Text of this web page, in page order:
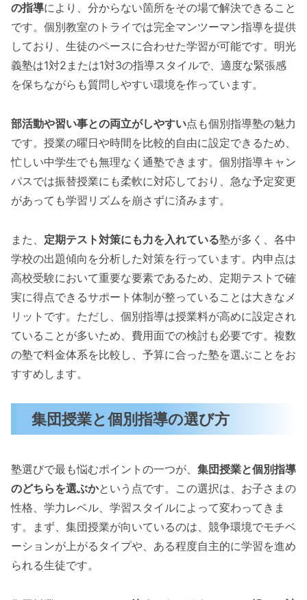
の指導により、分からない箇所をその場で解決できること
です。個別教室のトライでは完全マンツーマン指導を提供
しており、生徒のペースに合わせた学習が可能です。明光
義塾は1対2または1対3の指導スタイルで、適度な緊張感
を保ちながらも質問しやすい環境を作っています。
部活動や習い事との両立がしやすい点も個別指導塾の魅力
です。授業の曜日や時間を比較的自由に設定できるため、
忙しい中学生でも無理なく通塾できます。個別指導キャン
パスでは振替授業にも柔軟に対応しており、急な予定変更
があっても学習リズムを崩さずに済みます。
また、 定期テスト対策にも力を入れている塾が多く、各中
学校の出題傾向を分析した対策を行っています。内申点は
高校受験において重要な要素であるため、定期テストで確
実に得点できるサポート体制が整っていることは大きなメ
リットです。ただし、個別指導は授業料が高めに設定され
ていることが多いため、費用面での検討も必要です。複数
の塾で料金体系を比較し、予算に合った塾を選ぶことをお
すすめします。
集団授業と個別指導の選び方
塾選びで最も悩むポイントの一つが、 集団授業と個別指導
のどちらを選ぶかという点です。この選択は、お子さまの
性格、学力レベル、学習スタイルによって変わってきま
す。まず、集団授業が向いているのは、競争環境でモチベ
ーションが上がるタイプや、ある程度自主的に学習を進め
られる生徒です。